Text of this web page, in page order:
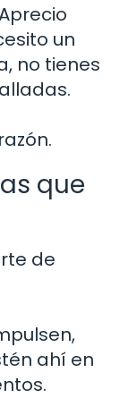
un
no tienes
que
de
ahí en